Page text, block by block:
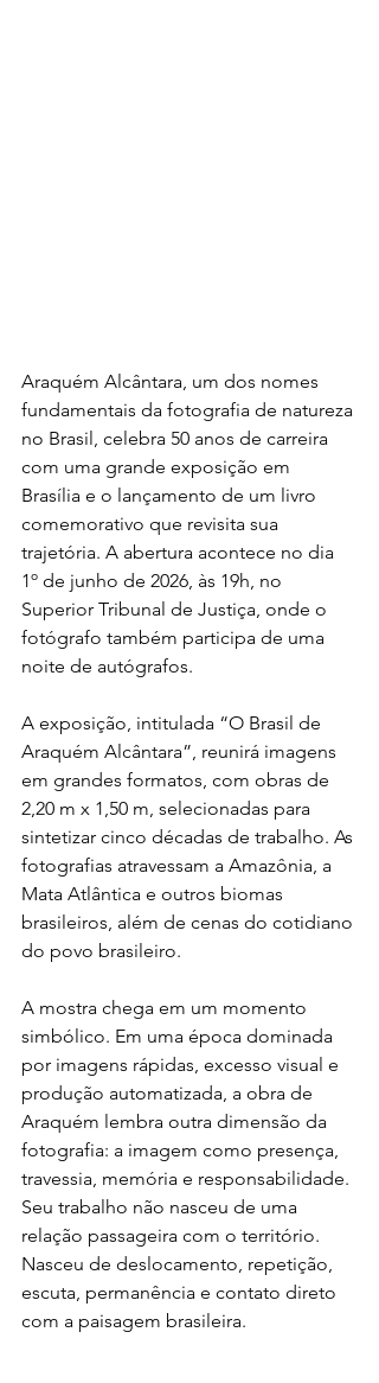
Araquém Alcântara, um dos nomes
fundamentais da fotografia de natureza
no Brasil, celebra 50 anos de carreira
com uma grande exposição em
Brasília e o lançamento de um livro
comemorativo que revisita sua
trajetória. A abertura acontece no dia
1º de junho de 2026, às 19h, no
Superior Tribunal de Justiça, onde o
fotógrafo também participa de uma
noite de autógrafos.
A exposição, intitulada “O Brasil de
Araquém Alcântara”, reunirá imagens
em grandes formatos, com obras de
2,20 m x 1,50 m, selecionadas para
sintetizar cinco décadas de trabalho. As
fotografias atravessam a Amazônia, a
Mata Atlântica e outros biomas
brasileiros, além de cenas do cotidiano
do povo brasileiro.
A mostra chega em um momento
simbólico. Em uma época dominada
por imagens rápidas, excesso visual e
produção automatizada, a obra de
Araquém lembra outra dimensão da
fotografia: a imagem como presença,
travessia, memória e responsabilidade.
Seu trabalho não nasceu de uma
relação passageira com o território.
Nasceu de deslocamento, repetição,
escuta, permanência e contato direto
com a paisagem brasileira.